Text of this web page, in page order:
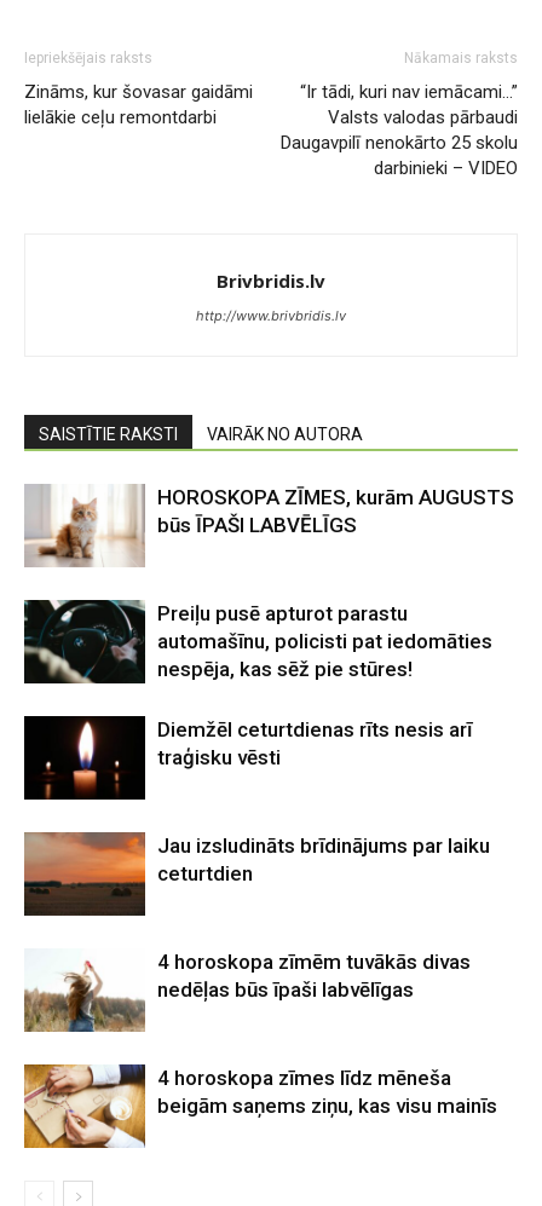
Iepriekšējais raksts
Zināms, kur šovasar gaidāmi
lielākie ceļu remontdarbi
Nākamais raksts
“Ir tādi, kuri nav iemācami…”
Valsts valodas pārbaudi
Daugavpilī nenokārto 25 skolu
darbinieki – VIDEO
Brivbridis.lv
http://www.brivbridis.lv
SAISTĪTIE RAKSTI VAIRĀK NO AUTORA
HOROSKOPA ZĪMES, kurām AUGUSTS
būs ĪPAŠI LABVĒLĪGS
Preiļu pusē apturot parastu
automašīnu, policisti pat iedomāties
nespēja, kas sēž pie stūres!
Diemžēl ceturtdienas rīts nesis arī
traģisku vēsti
Jau izsludināts brīdinājums par laiku
ceturtdien
4 horoskopa zīmēm tuvākās divas
nedēļas būs īpaši labvēlīgas
4 horoskopa zīmes līdz mēneša
beigām saņems ziņu, kas visu mainīs